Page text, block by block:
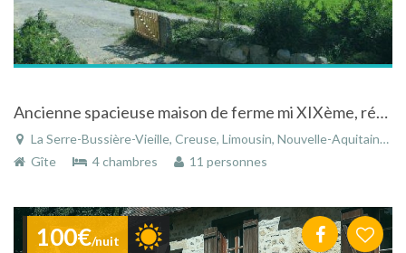
Ancienne spacieuse maison de ferme mi XIXème, récemment rénovée, au calme
La Serre-Bussière-Vieille, Creuse, Limousin, Nouvelle-Aquitaine, France
Gîte
4 chambres 11 personnes
100€/nuit